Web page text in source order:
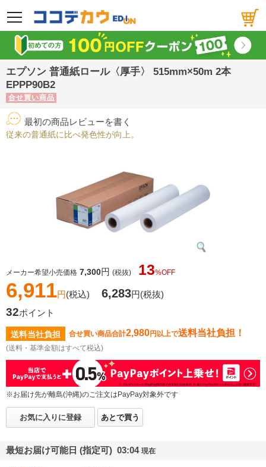
メニュー
エプソン 普通紙ロール〈厚手〉 515mm×50m 2本
EPPP90B2
合せ買い商品
最初の商品レビューを書く
従来の普通紙に比べ発色性が向上。
メーカー希望小売価格 7,300円 (税抜) 13%OFF
6,911円(税込) 6,283円(税抜)
32ポイント
送料当社負担 合せ買い商品合計2,980円以上で送料当社負担！
(送料・基準金額はすべて税込)
※お届け先が離島(沖縄)のご注文はPayPay対象外です
お気に入りに登録 あとで買う
最短お届け可能日 (指定可) 03:04 現在